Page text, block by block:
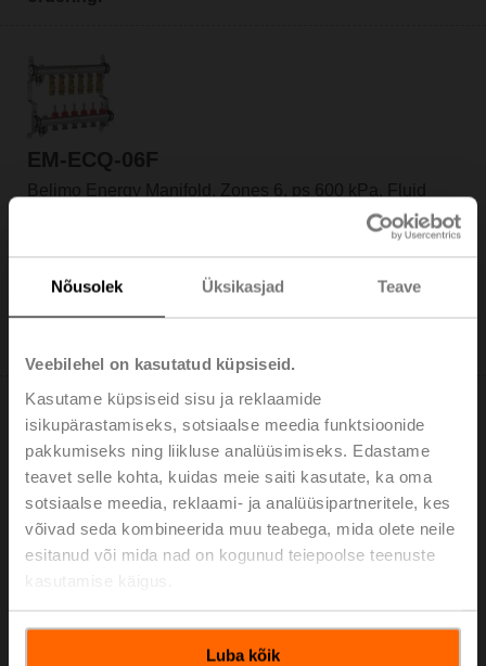
Nõusolek Üksikasjad Teave
Veebilehel on kasutatud küpsiseid.
Kasutame küpsiseid sisu ja reklaamide
isikupärastamiseks, sotsiaalse meedia funktsioonide
pakkumiseks ning liikluse analüüsimiseks. Edastame
teavet selle kohta, kuidas meie saiti kasutate, ka oma
sotsiaalse meedia, reklaami- ja analüüsipartneritele, kes
võivad seda kombineerida muu teabega, mida olete neile
esitanud või mida nad on kogunud teiepoolse teenuste
Luba kõik
EM-ECQ-06F
Belimo Energy Manifold, Zones 6, ps 600 kPa, Fluid
Add to Cart
Add to Project List
Please contact your local Sales Representative for
EM-ECQ-07F
Belimo Energy Manifold, Zones 7, ps 600 kPa, Fluid
temperature 2...70°C [36...158°F]